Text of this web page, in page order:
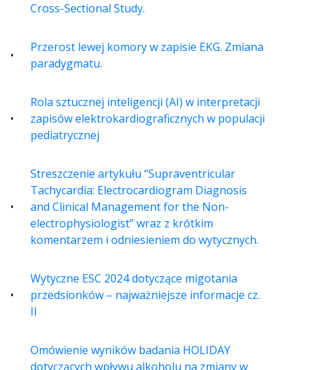
Cross-Sectional Study.
Przerost lewej komory w zapisie EKG. Zmiana
paradygmatu.
Rola sztucznej inteligencji (AI) w interpretacji
zapisów elektrokardiograficznych w populacji
pediatrycznej
Streszczenie artykułu “Supraventricular
Tachycardia: Electrocardiogram Diagnosis
and Clinical Management for the Non-
electrophysiologist” wraz z krótkim
komentarzem i odniesieniem do wytycznych.
Wytyczne ESC 2024 dotyczące migotania
przedsionków – najważniejsze informacje cz.
II
Omówienie wyników badania HOLIDAY
dotyczących wpływu alkoholu na zmiany w